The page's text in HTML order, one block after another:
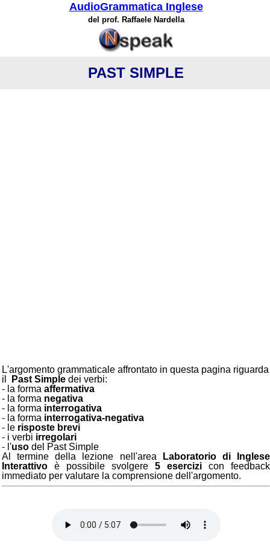
AudioGrammatica Inglese
del prof. Raffaele Nardella
PAST SIMPLE
L'argomento grammaticale affrontato in questa pagina riguarda
il
Past Simple dei verbi:
- la forma affermativa
- la forma negativa
- la forma interrogativa
- la forma interrogativa-negativa
- le risposte brevi
- i verbi irregolari
- l'uso del Past Simple
Al termine della lezione nell'area
Laboratorio di Inglese
Interattivo è possibile svolgere 5 esercizi con feedback
immediato per valutare la comprensione dell'argomento.